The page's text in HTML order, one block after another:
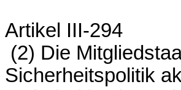
Artikel III-294
(2) Die
Sicherheitspolitik